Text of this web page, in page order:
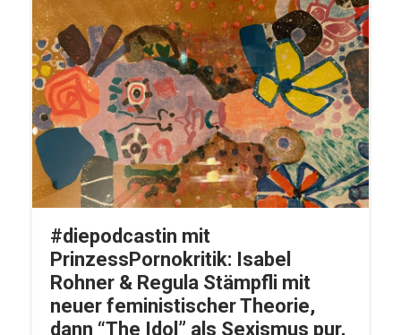
#diepodcastin mit
PrinzessPornokritik: Isabel
Rohner & Regula Stämpfli mit
neuer feministischer Theorie,
dann “The Idol” als Sexismus pur,